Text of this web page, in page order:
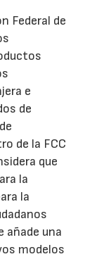
Federal de
e
de
de la FCC
que
la
la
añade una
modelos